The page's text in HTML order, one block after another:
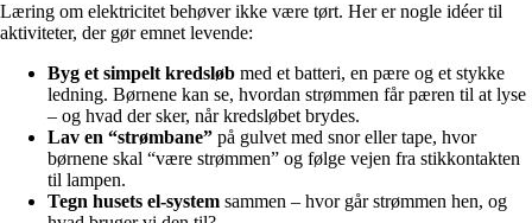
Læring om elektricitet behøver ikke være tørt. Her er nogle idéer til
aktiviteter, der gør emnet levende:
Byg et simpelt kredsløb med et batteri, en pære og et stykke
ledning. Børnene kan se, hvordan strømmen får pæren til at lyse
– og hvad der sker, når kredsløbet brydes.
Lav en “strømbane” på gulvet med snor eller tape, hvor
børnene skal “være strømmen” og følge vejen fra stikkontakten
til lampen.
Tegn husets el-system sammen – hvor går strømmen hen, og